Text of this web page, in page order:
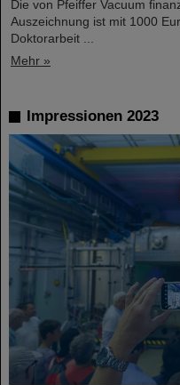
Die von Pfeiffer Vacuum
Auszeichnung ist mit 1000
Doktorarbeit ...
Mehr »
Impressionen 2023